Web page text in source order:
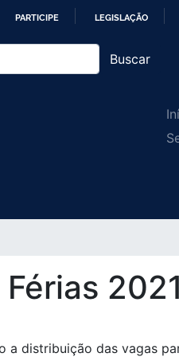
PARTICIPE LEGISLAÇÃO
Buscar
a distribuição das vagas